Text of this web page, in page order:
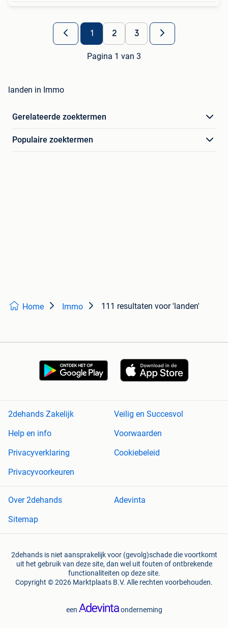
1 2 3
Pagina 1 van 3
landen in Immo
Gerelateerde zoektermen
Populaire zoektermen
Home Immo 111 resultaten voor 'landen'
2dehands Zakelijk
Veilig en Succesvol
Help en info
Voorwaarden
Privacyverklaring
Cookiebeleid
Privacyvoorkeuren
Over 2dehands
Adevinta
Sitemap
2dehands is niet aansprakelijk voor (gevolg)schade die voortkomt
uit het gebruik van deze site, dan wel uit fouten of ontbrekende
functionaliteiten op deze site.
Copyright © 2026 Marktplaats B.V. Alle rechten voorbehouden.
een onderneming